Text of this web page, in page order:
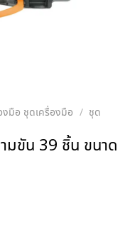
งมือ ชุดเครื่องมือ / ชุด
ขัน 39 ชิ้น ขนาด